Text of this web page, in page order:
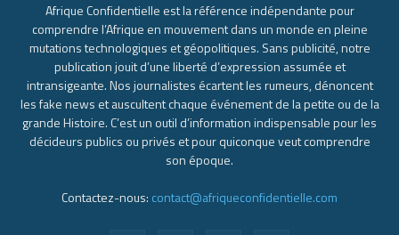
Afrique Confidentielle est la référence indépendante pour
comprendre l’Afrique en mouvement dans un monde en pleine
mutations technologiques et géopolitiques. Sans publicité, notre
publication jouit d’une liberté d’expression assumée et
intransigeante. Nos journalistes écartent les rumeurs, dénoncent
les fake news et auscultent chaque événement de la petite ou de la
grande Histoire. C’est un outil d’information indispensable pour les
décideurs publics ou privés et pour quiconque veut comprendre
son époque.
Contactez-nous: contact@afriqueconfidentielle.com